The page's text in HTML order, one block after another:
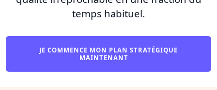
temps habituel.
JE COMMENCE MON PLAN STRATÉGIQUE
MAINTENANT